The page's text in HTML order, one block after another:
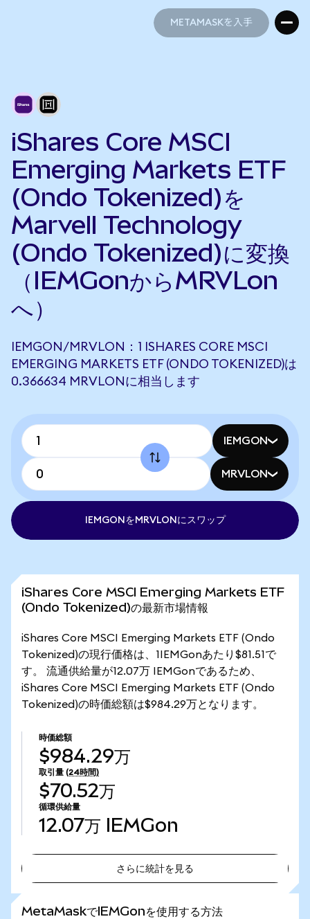
METAMASKを入手
iShares Core MSCI
Emerging Markets ETF
(Ondo Tokenized)を
Marvell Technology
(Ondo Tokenized)に変換
（IEMGonからMRVLon
へ）
IEMGON/MRVLON：1 ISHARES CORE MSCI
EMERGING MARKETS ETF (ONDO TOKENIZED)は
0.366634 MRVLONに相当します
IEMGON
MRVLON
IEMGONをMRVLONにスワップ
iShares Core MSCI Emerging Markets ETF
(Ondo Tokenized)の最新市場情報
iShares Core MSCI Emerging Markets ETF (Ondo
Tokenized)の現行価格は、1IEMGonあたり$81.51で
す。 流通供給量が12.07万 IEMGonであるため、
iShares Core MSCI Emerging Markets ETF (Ondo
Tokenized)の時価総額は$984.29万となります。
時価総額
$984.29万
取引量 (24時間)
$70.52万
循環供給量
12.07万 IEMGon
さらに統計を見る
MetaMaskでIEMGonを使用する方法